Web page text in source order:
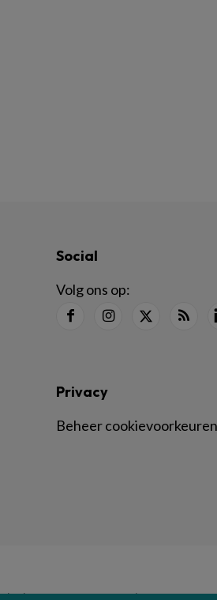
Social
Volg ons op:
Privacy
Beheer cookievoorkeuren
Springer Nature Privacy